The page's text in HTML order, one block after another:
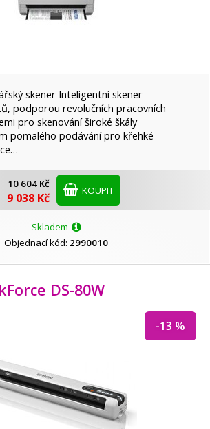
skener Inteligentní skener
podporou revolučních pracovních
pro skenování široké škály
pomalého podávání pro křehké
10 604 Kč
9 038 Kč KOUPIT
Skladem
Objednací kód: 2990010
DS-80W
-13 %